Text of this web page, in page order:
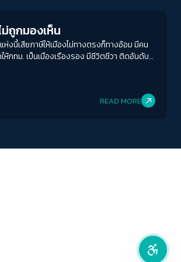
ถูกมองเห็น
งนี้เสียภาษีให้เมืองไม่ทางตรงก็ทางอ้อม มีคน
ห้กทม. เป็นเมืองเรืองรอง มีชีวิตชีวา ติดอันดับ
READ MORE
ทราสต์สูง